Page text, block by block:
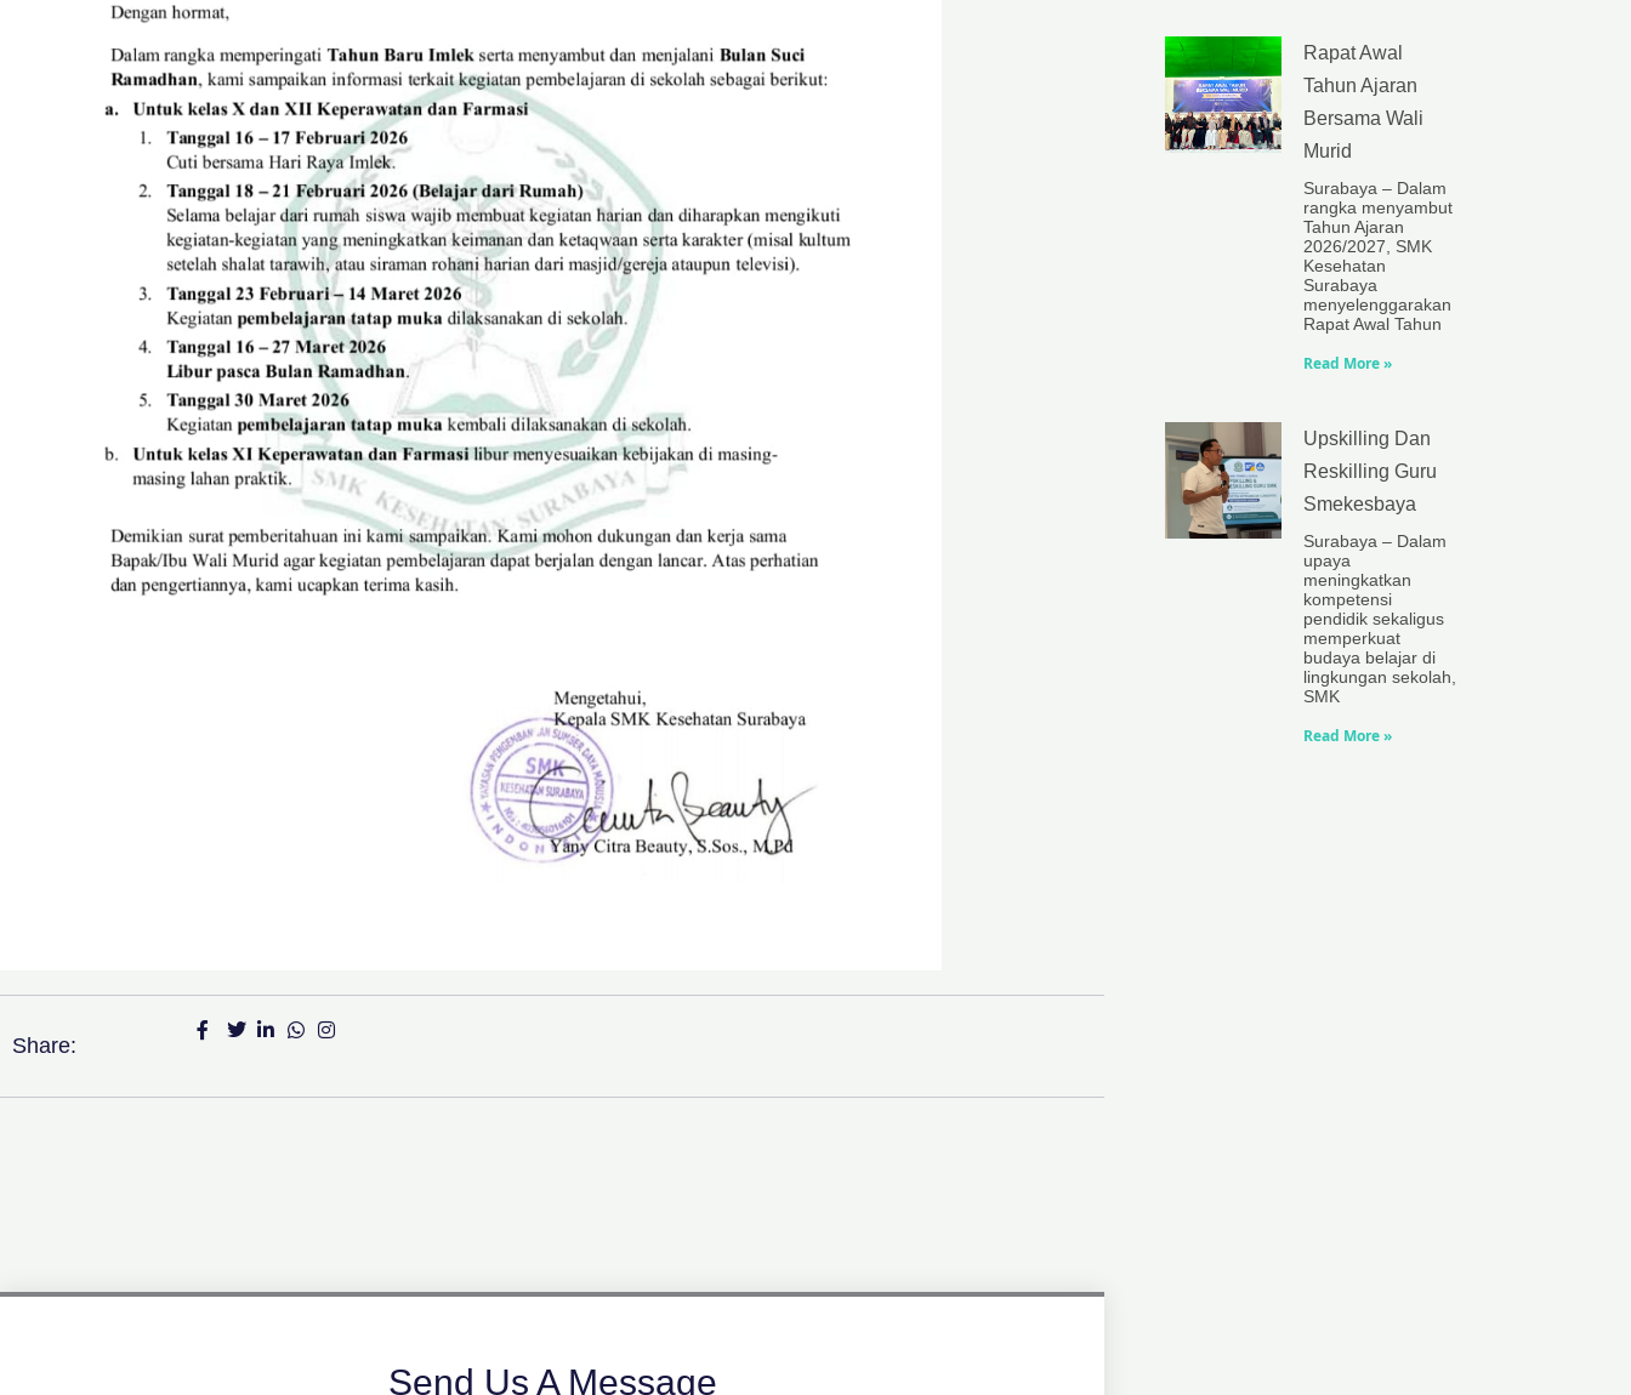
Share:
Send Us A Message
Rapat Awal
Tahun Ajaran
Bersama Wali
Murid
Surabaya – Dalam
rangka menyambut
Tahun Ajaran
2026/2027, SMK
Kesehatan
Surabaya
menyelenggarakan
Rapat Awal Tahun
Read More »
Upskilling Dan
Reskilling Guru
Smekesbaya
Surabaya – Dalam
upaya
meningkatkan
kompetensi
pendidik sekaligus
memperkuat
budaya belajar di
lingkungan sekolah,
SMK
Read More »